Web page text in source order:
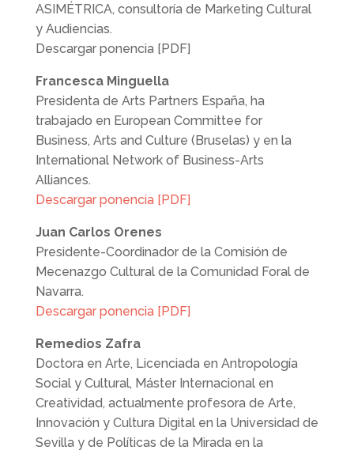
ASIMÉTRICA, consultoría de Marketing Cultural
y Audiencias.
Descargar ponencia [PDF]
Francesca Minguella
Presidenta de Arts Partners España, ha
trabajado en European Committee for
Business, Arts and Culture (Bruselas) y en la
International Network of Business-Arts
Alliances.
Descargar ponencia [PDF]
Juan Carlos Orenes
Presidente-Coordinador de la Comisión de
Mecenazgo Cultural de la Comunidad Foral de
Navarra.
Descargar ponencia [PDF]
Remedios Zafra
Doctora en Arte, Licenciada en Antropología
Social y Cultural, Máster Internacional en
Creatividad, actualmente profesora de Arte,
Innovación y Cultura Digital en la Universidad de
Sevilla y de Políticas de la Mirada en la